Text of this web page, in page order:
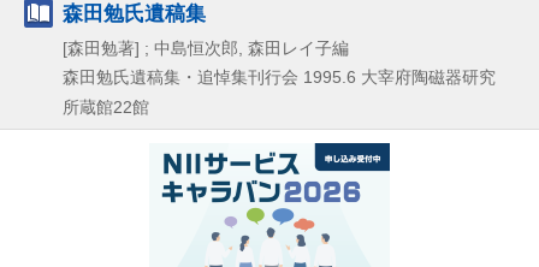
森田勉氏遺稿集
[森田勉著] ; 中島恒次郎, 森田レイ子編
森田勉氏遺稿集・追悼集刊行会 1995.6 大宰府陶磁器研究
所蔵館22館